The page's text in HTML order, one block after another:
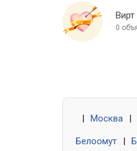
0
Москва
Белоомут